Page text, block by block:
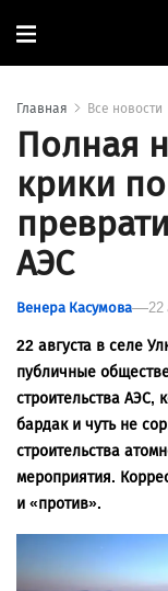
Главная Все новости
Полная
крики
АЭС
Венера Касумова 22
22 августа в селе
публичные
строительства АЭС,
бардак и чуть не
строительства
мероприятия.
и «против».